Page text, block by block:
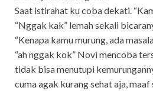
Saat istirahat ku coba dekati.
“Nggak kak” lemah sekali
“Kenapa kamu murung, ada
“ah nggak kok” Novi mencoba
tidak bisa menutupi
cuma agak kurang sehat aja, maaf